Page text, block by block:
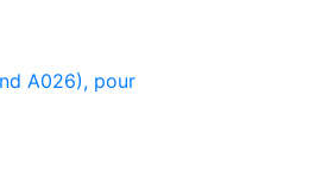
A026), pour